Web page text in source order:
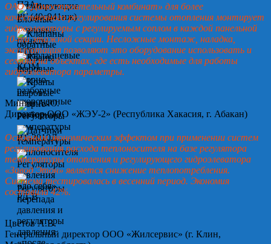
ОАО «Домостроительный комбинат» для более
качественного регулирования системы отопления монтирует
гидроэлеваторы с регулируемым соплом в каждой панельной
10-ти этажной секции. Несложные монтаж, наладка,
эксплуатация позволяют это оборудование использовать и
сегодня на объектах, где есть необходимые для работы
гидроэлеватора параметры.
Минин А.Ю.
Директор ООО «ЖЭУ-2» (Республика Хакасия, г. Абакан)
Основным экономическим эффектом при применении систем
регулирования расхода теплоносителя на базе регулятора
температуры отопления и регулирующего гидроэлеватора
«Завод Этон» является снижение теплопотребления.
Система тестировалась в весенний период. Экономия
составила 42%.
Цветов А.В.
Генеральный директор ООО «Жилсервис» (г. Клин,